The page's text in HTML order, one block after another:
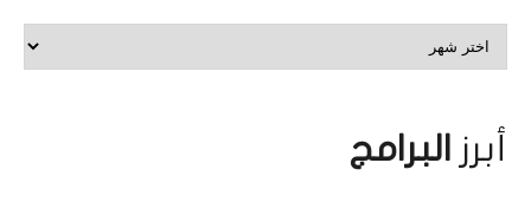
أبرز البرامج